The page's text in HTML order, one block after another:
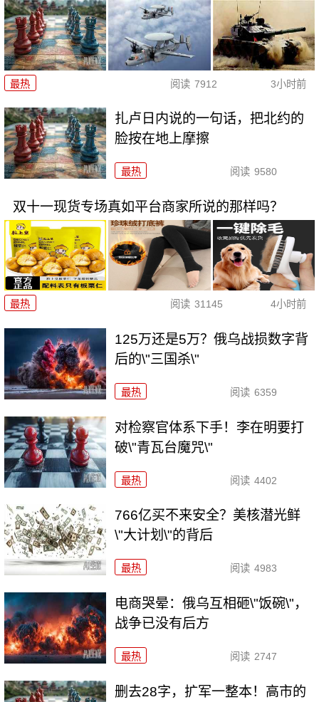
最热 阅读 7912 3小时前
扎卢日内说的一句话，把北约的
脸按在地上摩擦
最热 阅读 9580
双十一现货专场真如平台商家所说的那样吗？
最热 阅读 31145 4小时前
125万还是5万？俄乌战损数字背
后的\"三国杀\"
最热 阅读 6359
对检察官体系下手！李在明要打
破\"青瓦台魔咒\"
最热 阅读 4402
766亿买不来安全？美核潜光鲜
\"大计划\"的背后
最热 阅读 4983
电商哭晕：俄乌互相砸\"饭碗\"，
战争已没有后方
最热 阅读 2747
删去28字，扩军一整本！高市的